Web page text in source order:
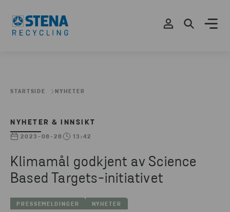
STARTSIDE NYHETER
NYHETER & INNSIKT
2023-08-28 13:42
Klimamål godkjent av Science
Based Targets-initiativet
PRESSEMELDINGER NYHETER